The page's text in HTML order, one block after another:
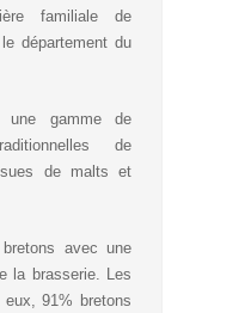
familiale de
département du
une gamme de
de
de malts et
avec une
la brasserie. Les
91% bretons